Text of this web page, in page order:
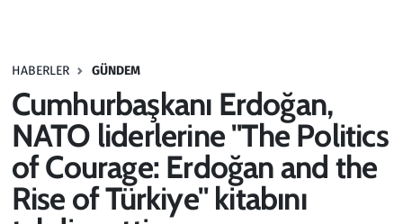
HABERLER GÜNDEM
Cumhurbaşkanı Erdoğan,
NATO liderlerine "The Politics
of Courage: Erdoğan and the
Rise of Türkiye" kitabını
Haber
Kültür Sanat
Kurumsal Haberler
Lezzet Durağı